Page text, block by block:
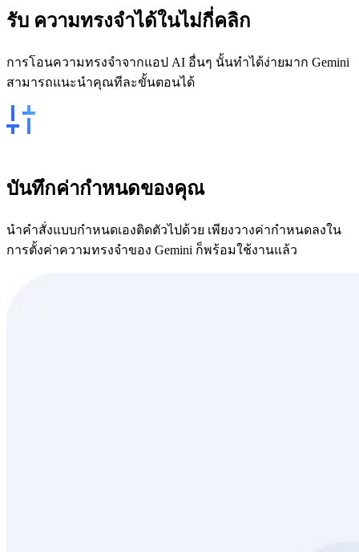
รับ ความทรงจำได้ในไม่กี่คลิก
การโอนความทรงจำจากแอป AI อื่นๆ นั้นทำได้ง่ายมาก Gemini
สามารถแนะนำคุณทีละขั้นตอนได้
บันทึกค่ากำหนดของคุณ
นำคำสั่งแบบกำหนดเองติดตัวไปด้วย เพียงวางค่ากำหนดลงใน
การตั้งค่าความทรงจำของ Gemini ก็พร้อมใช้งานแล้ว